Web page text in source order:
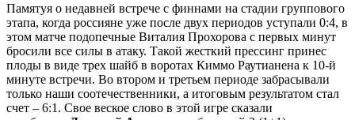
Памятуя о недавней встрече с финнами на стадии группового
этапа, когда россияне уже после двух периодов уступали 0:4, в
этом матче подопечные Виталия Прохорова с первых минут
бросили все силы в атаку. Такой жесткий прессинг принес
плоды в виде трех шайб в воротах Киммо Раутианена к 10-й
минуте встречи. Во втором и третьем периоде забрасывали
только наши соотечественники, а итоговым результатом стал
счет – 6:1. Свое веское слово в этой игре сказали